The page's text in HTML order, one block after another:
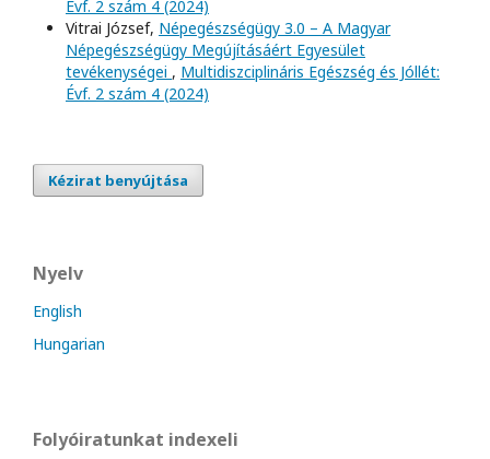
Évf. 2 szám 4 (2024)
Vitrai József, Népegészségügy 3.0 – A Magyar
Népegészségügy Megújításáért Egyesület
tevékenységei , Multidiszciplináris Egészség és Jóllét:
Évf. 2 szám 4 (2024)
Kézirat benyújtása
Nyelv
English
Hungarian
Folyóiratunkat indexeli